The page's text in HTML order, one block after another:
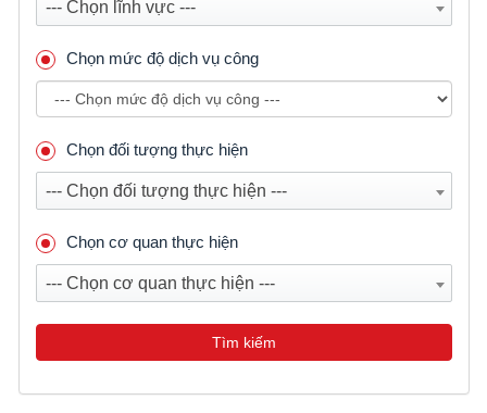
--- Chọn lĩnh vực ---
Chọn mức độ dịch vụ công
Chọn đối tượng thực hiện
--- Chọn đối tượng thực hiện ---
Chọn cơ quan thực hiện
--- Chọn cơ quan thực hiện ---
Tìm kiếm